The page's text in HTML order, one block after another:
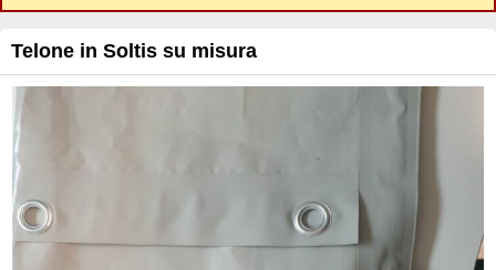
Telone in Soltis su misura